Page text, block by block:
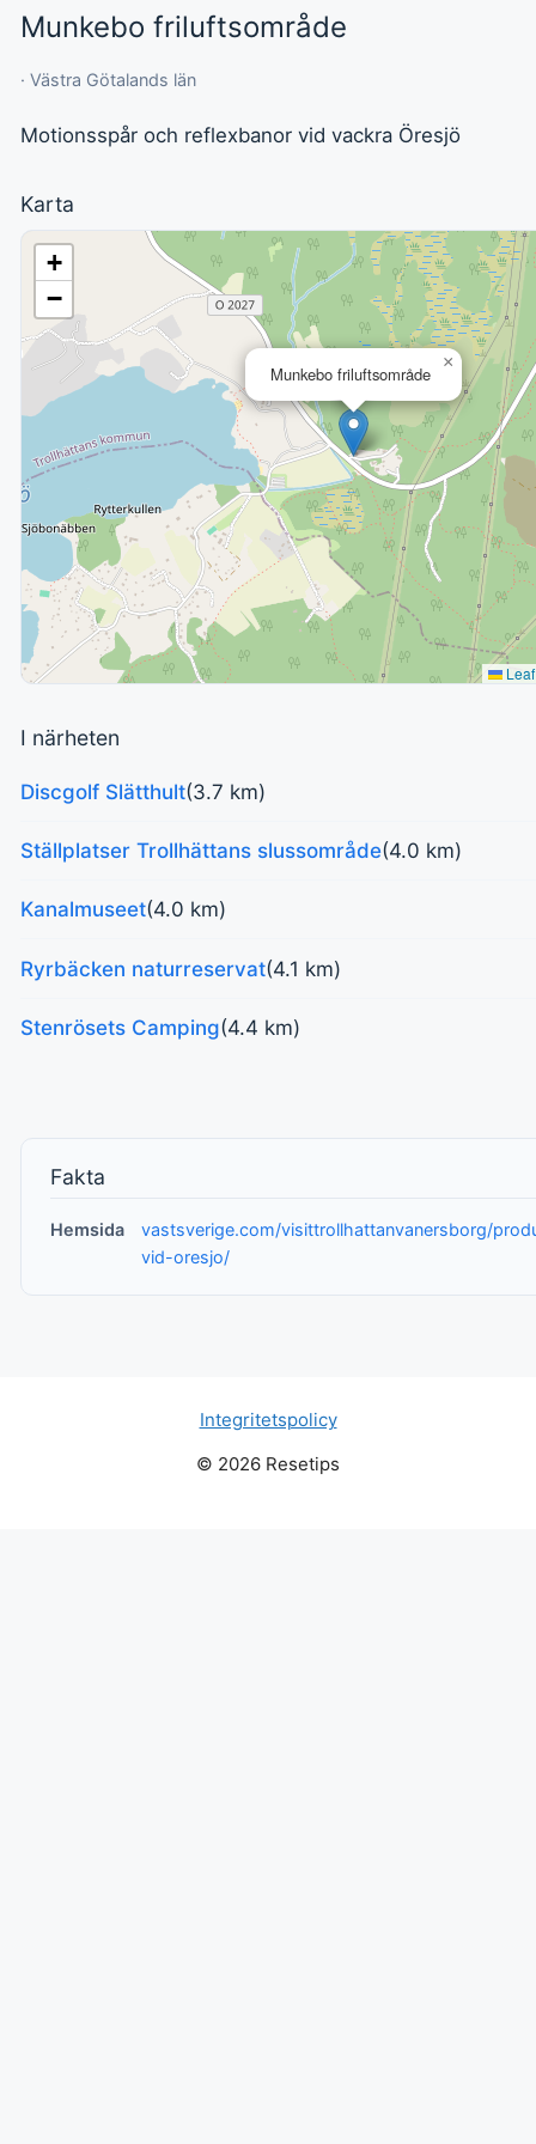
Munkebo friluftsområde
· Västra Götalands län
Motionsspår och reflexbanor vid vackra Öresjö
Karta
Munkebo friluftsområde
×
+
−
I närheten
Discgolf Slätthult(3.7 km)
Ställplatser Trollhättans slussområde(4.0 km)
Kanalmuseet(4.0 km)
Ryrbäcken naturreservat(4.1 km)
Stenrösets Camping(4.4 km)
Fakta
Hemsida
vastsverige.com/visittrollhattanvanersborg/
vid-oresjo/
Integritetspolicy
© 2026 Resetips